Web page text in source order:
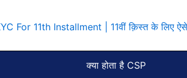
For 11th Installment | 11वीं क़िस्त के लिए
क्या होता है CSP